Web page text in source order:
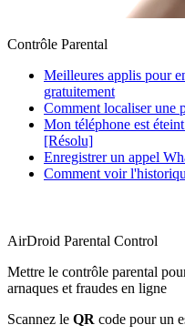
Contrôle Parental
Meilleures applis pour
gratuitement
Comment localiser une
Mon téléphone est
[Résolu]
Enregistrer un appel
Comment voir
AirDroid Parental Control
Mettre le contrôle parental
arnaques et fraudes en ligne
Scannez le QR code pour un